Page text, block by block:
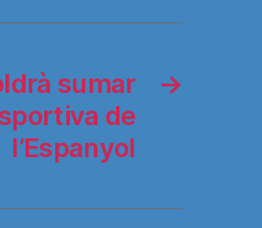
→
sumar
de
l’Espanyol